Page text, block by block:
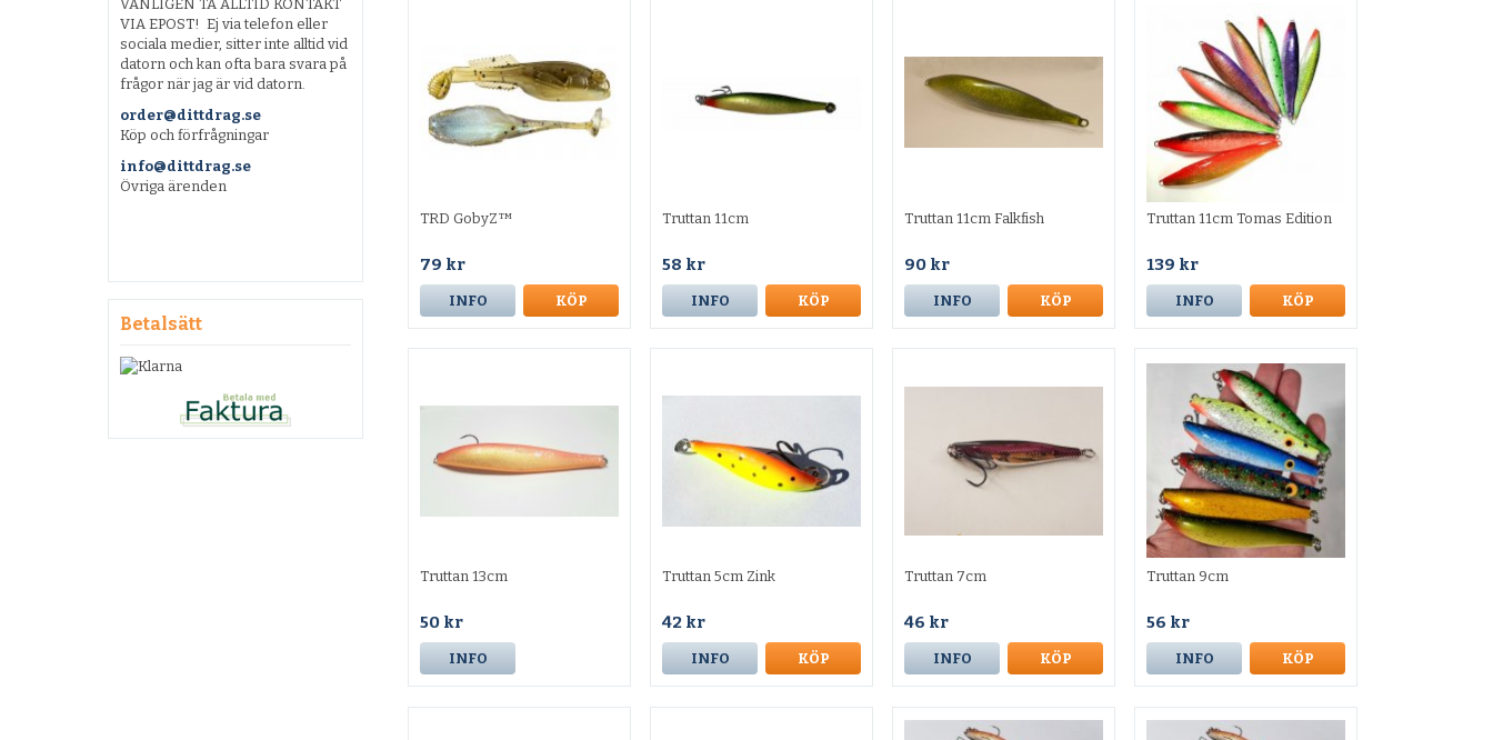
VÄNLIGEN TA ALLTID KONTAKT
VIA EPOST! Ej via telefon eller
sociala medier, sitter inte alltid vid
datorn och kan ofta bara svara på
frågor när jag är vid datorn.
order@dittdrag.se
Köp och förfrågningar
info@dittdrag.se
Övriga ärenden
Betalsätt
TRD GobyZ™
79 kr
INFO KÖP
Truttan 11cm
58 kr
INFO KÖP
Truttan 11cm Falkfish
90 kr
INFO KÖP
Truttan 11cm Tomas Edition
139 kr
INFO KÖP
Truttan 13cm
50 kr
INFO
Truttan 5cm Zink
42 kr
INFO KÖP
Truttan 7cm
46 kr
INFO KÖP
Truttan 9cm
56 kr
INFO KÖP